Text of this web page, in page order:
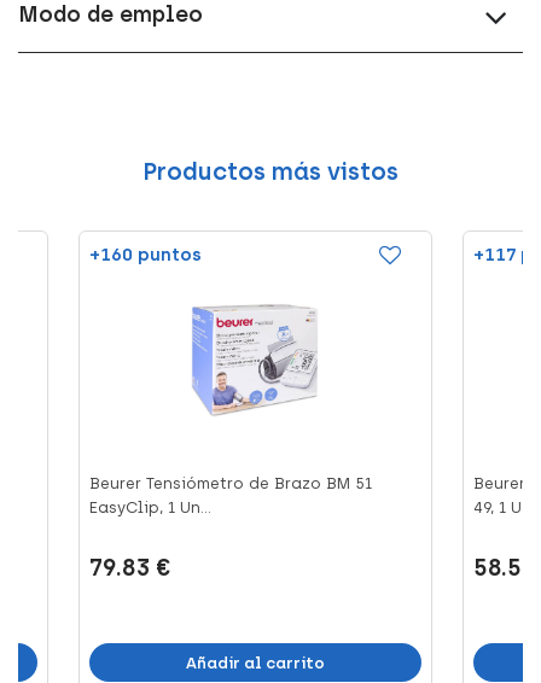
Modo de empleo
Productos más vistos
+160 puntos
Beurer Tensiómetro de Brazo BM 51
EasyClip, 1 Un...
79.83 €
Añadir al carrito
+117
Beurer
49, 1 Ud